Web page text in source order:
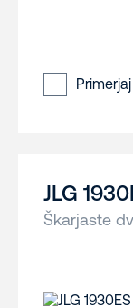
Primerjaj
JLG
Škarjaste